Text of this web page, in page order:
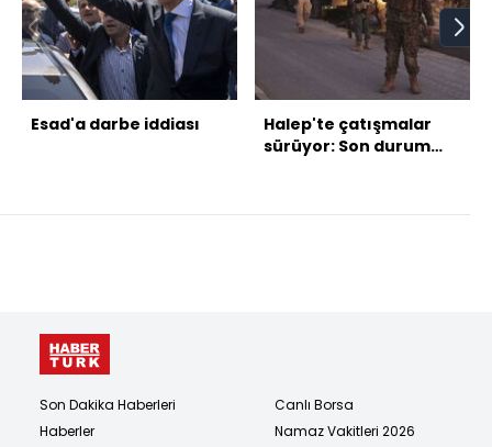
Esad'a darbe iddiası
Halep'te çatışmalar
sürüyor: Son durum
Son Dakika Haberleri
Haberler
Canlı Borsa
Namaz Vakitleri 2026